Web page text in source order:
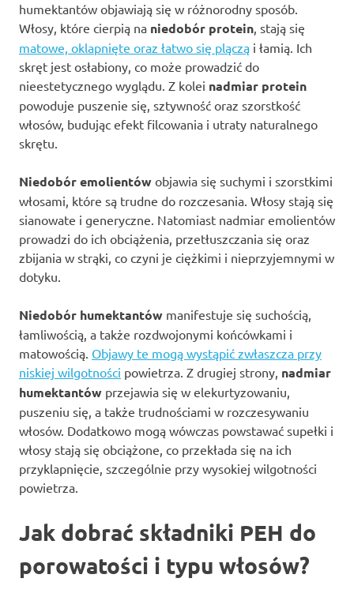
humektantów objawiają się w różnorodny sposób.
Włosy, które cierpią na niedobór protein, stają się
matowe, oklapnięte oraz łatwo się plączą i łamią. Ich
skręt jest osłabiony, co może prowadzić do
nieestetycznego wyglądu. Z kolei nadmiar protein
powoduje puszenie się, sztywność oraz szorstkość
włosów, budując efekt filcowania i utraty naturalnego
skrętu.
Niedobór emolientów objawia się suchymi i szorstkimi
włosami, które są trudne do rozczesania. Włosy stają się
sianowate i generyczne. Natomiast nadmiar emolientów
prowadzi do ich obciążenia, przetłuszczania się oraz
zbijania w strąki, co czyni je ciężkimi i nieprzyjemnymi w
dotyku.
Niedobór humektantów manifestuje się suchością,
łamliwością, a także rozdwojonymi końcówkami i
matowością. Objawy te mogą wystąpić zwłaszcza przy
niskiej wilgotności powietrza. Z drugiej strony, nadmiar
humektantów przejawia się w elekurtyzowaniu,
puszeniu się, a także trudnościami w rozczesywaniu
włosów. Dodatkowo mogą wówczas powstawać supełki i
włosy stają się obciążone, co przekłada się na ich
przyklapnięcie, szczególnie przy wysokiej wilgotności
powietrza.
Jak dobrać składniki PEH do
porowatości i typu włosów?